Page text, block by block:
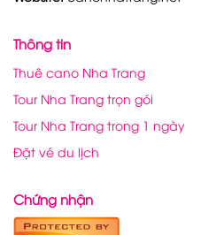
Thông tin
Thuê cano Nha Trang
Tour Nha Trang trọn gói
Tour Nha Trang trong 1 ngày
Đặt vé du lịch
Chứng nhận